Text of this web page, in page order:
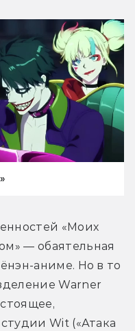
«Моих
— обаятельная
аниме. Но в то
Warner
Wit («Атака